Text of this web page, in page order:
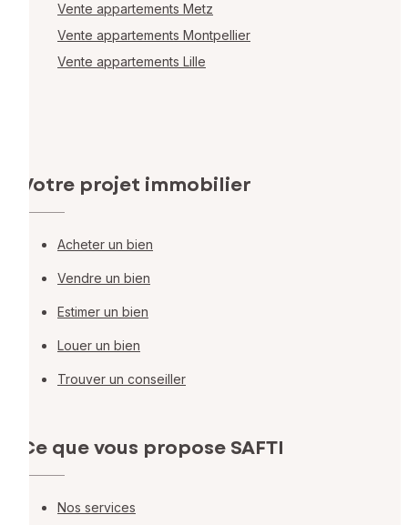
Vente appartements Metz
Vente appartements Montpellier
Vente appartements Lille
Votre projet immobilier
Acheter un bien
Vendre un bien
Estimer un bien
Louer un bien
Trouver un conseiller
Ce que vous propose SAFTI
Nos services